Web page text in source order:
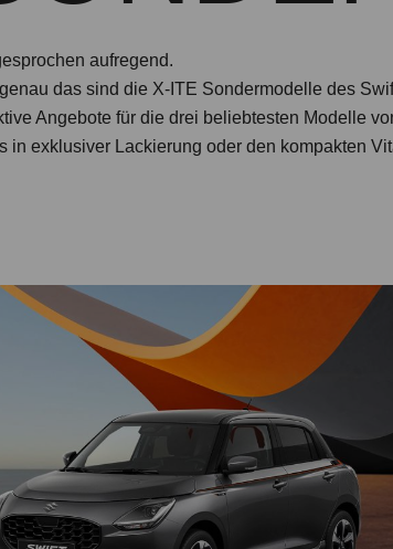
aufregend.
das sind die X-ITE Sondermodelle des
Angebote für die drei beliebtesten Modelle
in exklusiver Lackierung oder den kompakten